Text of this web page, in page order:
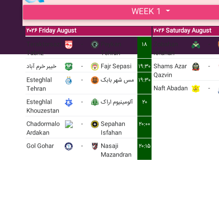
WEEK 1
۲۰۲۶ Friday August
Tabriz
Tehran
۱۸
خيبر خرم آباد - Fajr Sepasi
۱۹:۳۰
Esteghlal
Tehran
- مس شهر بابک ۱۹:۳۰
Esteghlal
Khouzestan
- آلومينيوم اراک ۲۰
Chadormalo
Ardakan
-
Sepahan
Isfahan
۲۰:۰۰
Gol Gohar -
Nasaji
Mazandran
۲۰:۱۵
۲۰۲۶ Saturday August
Isfahan
Shams Azar
Qazvin
-
Naft Abadan -